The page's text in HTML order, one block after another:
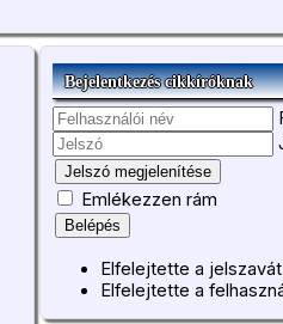
Bejelentkezés cikkíróknak
Jelszó megjelenítése
Emlékezzen rám
Belépés
Elfelejtette a
Elfelejtette a